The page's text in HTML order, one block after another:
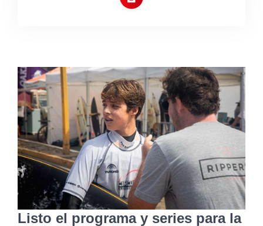
Listo el programa y series para la